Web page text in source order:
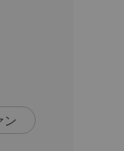
ン